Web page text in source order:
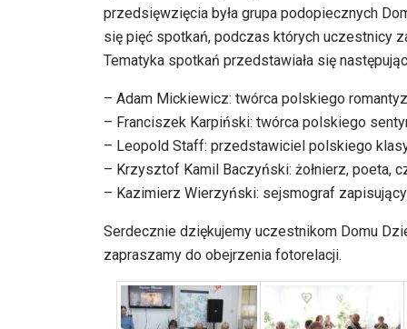
przedsięwzięcia była grupa podopiecznych
się pięć spotkań, podczas których uczestnicy
Tematyka spotkań przedstawiała się
– Adam Mickiewicz: twórca polskiego
– Franciszek Karpiński: twórca polskiego
– Leopold Staff: przedstawiciel polskiego
– Krzysztof Kamil Baczyński: żołnierz, poeta,
– Kazimierz Wierzyński: sejsmograf
Serdecznie dziękujemy uczestnikom Domu
zapraszamy do obejrzenia fotorelacji.